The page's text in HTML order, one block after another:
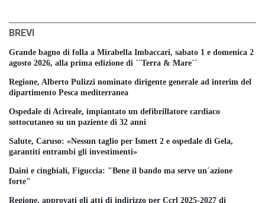
BREVI
Grande bagno di folla a Mirabella Imbaccari, sabato 1 e domenica 2
agosto 2026, alla prima edizione di ´´Terra & Mare´´
Regione, Alberto Pulizzi nominato dirigente generale ad interim del
dipartimento Pesca mediterranea
Ospedale di Acireale, impiantato un defibrillatore cardiaco
sottocutaneo su un paziente di 32 anni
Salute, Caruso: «Nessun taglio per Ismett 2 e ospedale di Gela,
garantiti entrambi gli investimenti»
Daini e cinghiali, Figuccia: "Bene il bando ma serve un´azione
forte"
Regione, approvati gli atti di indirizzo per Ccrl 2025-2027 di